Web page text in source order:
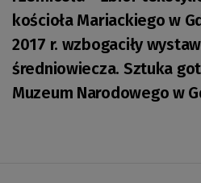
kościoła Mariackiego w
2017 r. wzbogaciły
średniowiecza. Sztuka
Muzeum Narodowego w